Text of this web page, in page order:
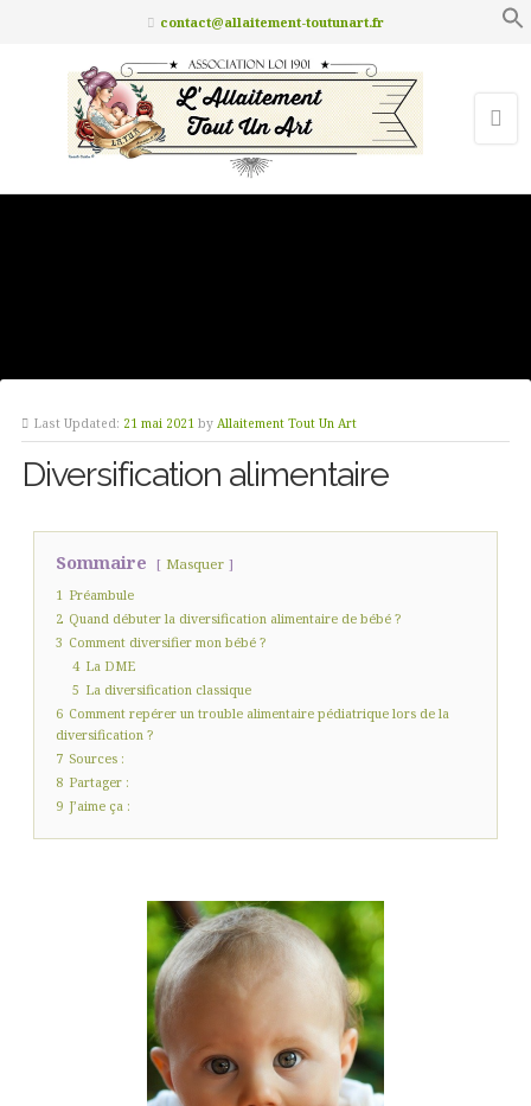
contact@allaitement-toutunart.fr
Last Updated: 21 mai 2021 by Allaitement Tout Un Art
Diversification alimentaire
Sommaire
Masquer
1 Préambule
2 Quand débuter la diversification alimentaire de bébé ?
3 Comment diversifier mon bébé ?
4 La DME
5 La diversification classique
6 Comment repérer un trouble alimentaire pédiatrique lors de la
diversification ?
7 Sources :
8 Partager :
9 J’aime ça :